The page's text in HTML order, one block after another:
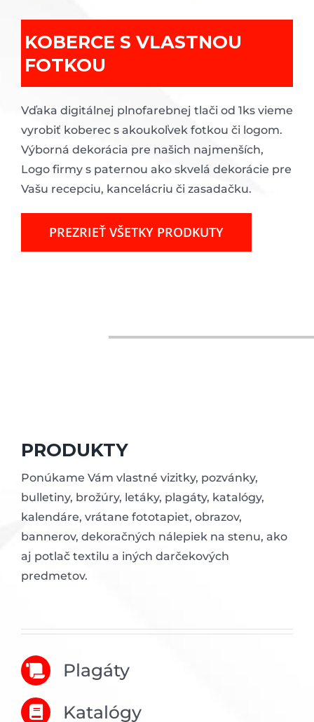
KOBERCE S VLASTNOU
FOTKOU
Vďaka digitálnej plnofarebnej tlači od 1ks vieme
vyrobiť koberec s akoukoľvek fotkou či logom.
Výborná dekorácia pre našich najmenších,
Logo firmy s paternou ako skvelá dekorácie pre
Vašu recepciu, kancelácriu či zasadačku.
PREZRIEŤ VŠETKY PRODKUTY
PRODUKTY
Ponúkame Vám vlastné vizitky, pozvánky,
bulletiny, brožúry, letáky, plagáty, katalógy,
kalendáre, vrátane fototapiet, obrazov,
bannerov, dekoračných nálepiek na stenu, ako
aj potlač textilu a iných darčekových
predmetov.
Plagáty
Katalógy